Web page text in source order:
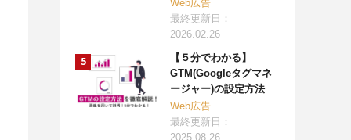
Web広告
最終更新日：
2026.02.26
【５分でわかる】
GTM(Googleタグマネ
ージャー)の設定方法
Web広告
最終更新日：
2025.08.26